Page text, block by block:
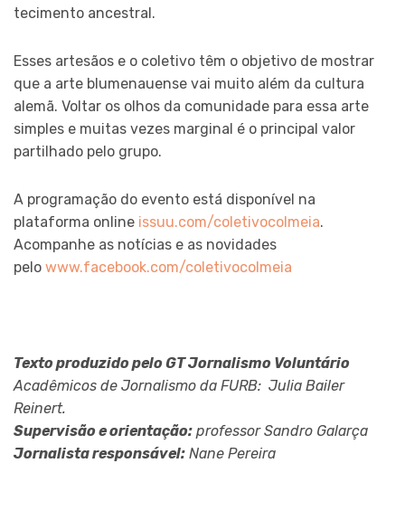
tecimento ancestral.
Esses artesãos e o coletivo têm o objetivo de mostrar
que a arte blumenauense vai muito além da cultura
alemã. Voltar os olhos da comunidade para essa arte
simples e muitas vezes marginal é o principal valor
partilhado pelo grupo.
A programação do evento está disponível na
plataforma online issuu.com/coletivocolmeia.
Acompanhe as notícias e as novidades
pelo www.facebook.com/coletivocolmeia
Texto produzido pelo GT Jornalismo Voluntário
Acadêmicos de Jornalismo da FURB: Julia Bailer
Reinert.
Supervisão e orientação: professor Sandro Galarça
Jornalista responsável: Nane Pereira